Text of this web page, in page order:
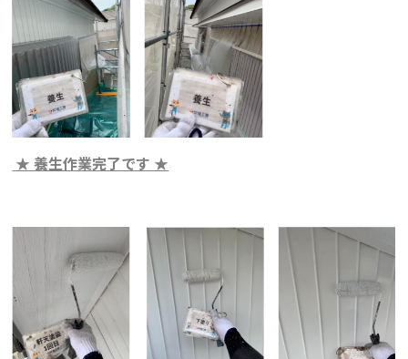
★ 養生作業完了です ★